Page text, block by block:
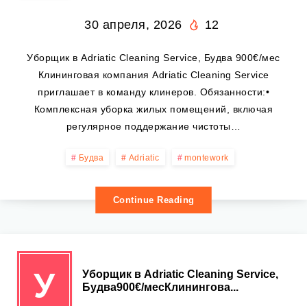
30 апреля, 2026 12
Уборщик в Adriatic Cleaning Service, Будва 900€/мес
Клининговая компания Adriatic Cleaning Service
приглашает в команду клинеров. Обязанности:•
Комплексная уборка жилых помещений, включая
регулярное поддержание чистоты…
Будва Adriatic montework
Continue Reading
У
Уборщик в Adriatic Cleaning Service,
Будва900€/месКлинингова...